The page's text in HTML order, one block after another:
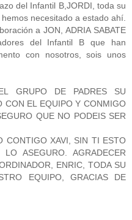
del Infantil B,JORDI, toda su
necesitado a estado ahí.
a JON, ADRIA SABATE
del Infantil B que han
con nosotros, sois unos
GRUPO DE PADRES SU
CON EL EQUIPO Y CONMIGO
QUE NO PODEIS SER
CONTIGO XAVI, SIN TI ESTO
ASEGURO. AGRADECER
ENRIC, TODA SU
EQUIPO, GRACIAS DE